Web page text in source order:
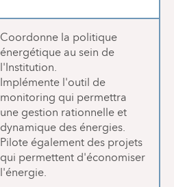
Coordonne la politique
énergétique au sein de
l'Institution.
Implémente l'outil de
monitoring qui permettra
une gestion rationnelle et
dynamique des énergies.
Pilote également des projets
qui permettent d'économiser
l'énergie.